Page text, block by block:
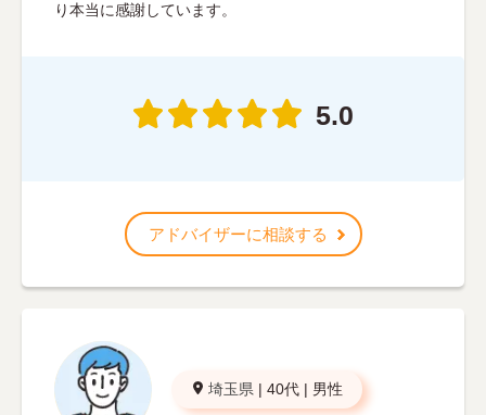
り本当に感謝しています。
5.0
アドバイザーに相談する
埼玉県 | 40代 | 男性